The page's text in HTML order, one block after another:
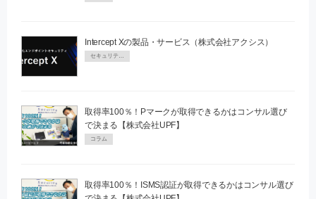
Intercept Xの製品・サービス（株式会社アクシス）
取得率100％！Pマークが取得できるかはコンサル選び
で決まる【株式会社UPF】
コラム
取得率100％！ISMS認証が取得できるかはコンサル選び